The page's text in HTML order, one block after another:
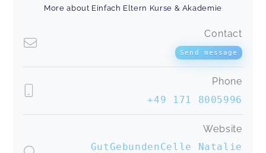
More about Einfach Eltern Kurse & Akademie
Contact
Send message
Phone
+49 171 8005996
Website
GutGebundenCelle Natalie